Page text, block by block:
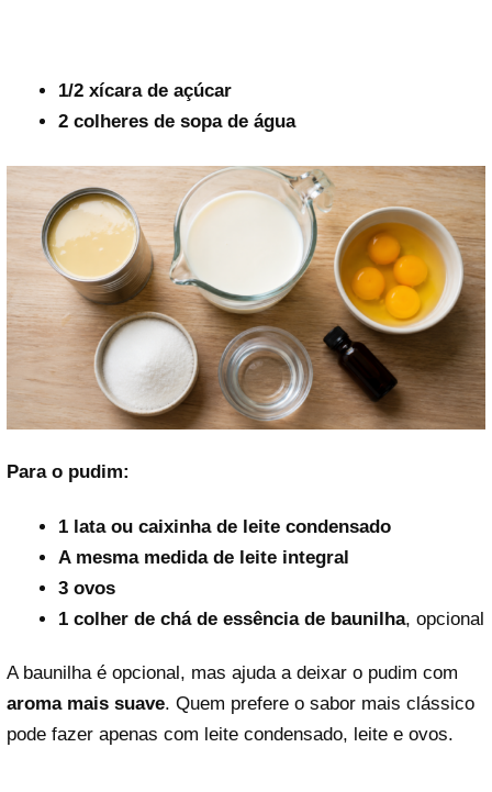
1/2 xícara de açúcar
2 colheres de sopa de água
Para o pudim:
1 lata ou caixinha de leite condensado
A mesma medida de leite integral
3 ovos
1 colher de chá de essência de baunilha, opcional
A baunilha é opcional, mas ajuda a deixar o pudim com
aroma mais suave. Quem prefere o sabor mais clássico
pode fazer apenas com leite condensado, leite e ovos.